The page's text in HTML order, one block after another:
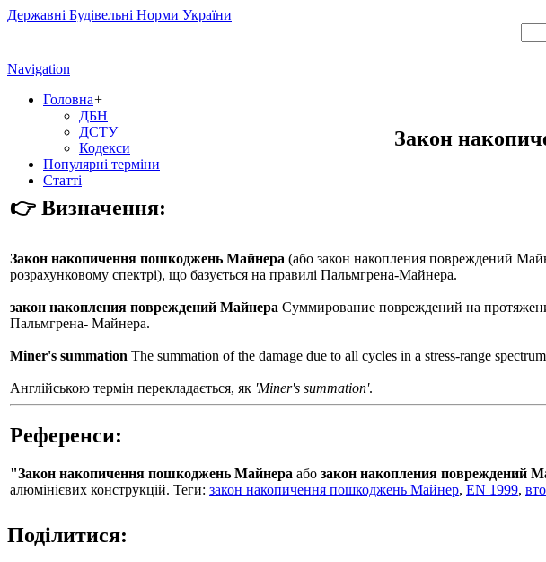
Державні Будівельні Норми України
Navigation
Головна+
ДБН
ДСТУ
Кодекси
Популярні терміни
Статті
Закон
👉 Визначення:
Закон накопичення пошкоджень Майнера (або закон накопления повреждений
розрахунковому спектрі), що базується на правилі Пальмгрена-Майнера.
закон накопления повреждений Майнера Суммирование повреждений на
Пальмгрена- Майнера.
Miner's summation The summation of the damage due to all cycles in a stress-range
Англійською термін перекладається, як 'Miner's summation'.
Референси:
"Закон накопичення пошкоджень Майнера або закон накопления повреждений
алюмінієвих конструкцій. Теги: закон накопичення пошкоджень Майнер, EN 1999,
Поділитися: